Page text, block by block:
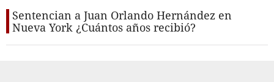
Sentencian a Juan Orlando Hernández en
Nueva York ¿Cuántos años recibió?